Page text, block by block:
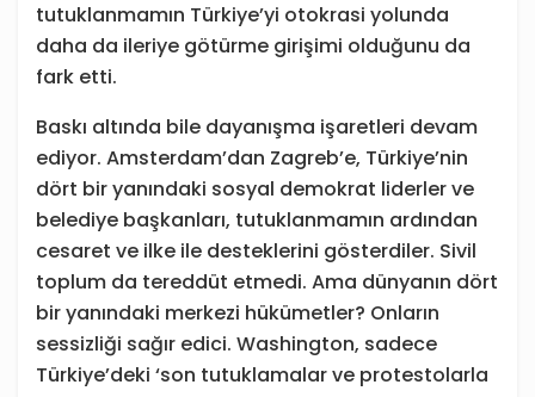
tutuklanmamın Türkiye’yi otokrasi yolunda
daha da ileriye götürme girişimi olduğunu da
fark etti.
Baskı altında bile dayanışma işaretleri devam
ediyor. Amsterdam’dan Zagreb’e, Türkiye’nin
dört bir yanındaki sosyal demokrat liderler ve
belediye başkanları, tutuklanmamın ardından
cesaret ve ilke ile desteklerini gösterdiler. Sivil
toplum da tereddüt etmedi. Ama dünyanın dört
bir yanındaki merkezi hükümetler? Onların
sessizliği sağır edici. Washington, sadece
Türkiye’deki ‘son tutuklamalar ve protestolarla